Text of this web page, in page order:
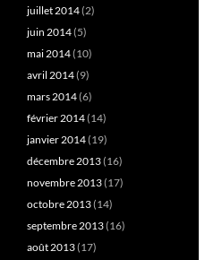
juillet 2014(2)
juin 2014(5)
mai 2014(10)
avril 2014(9)
mars 2014(6)
février 2014(14)
janvier 2014(19)
décembre 2013(16)
novembre 2013(17)
octobre 2013(14)
septembre 2013(16)
août 2013(17)